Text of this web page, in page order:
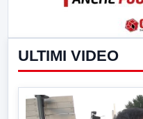
ULTIMI VIDEO